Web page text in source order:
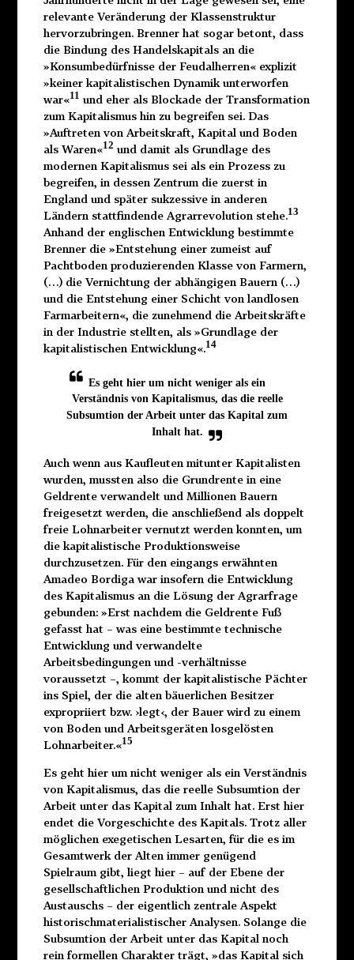
relevante Veränderung der Klassenstruktur
hervorzubringen. Brenner hat sogar betont, dass
die Bindung des Handelskapitals an die
»Konsumbedürfnisse der Feudalherren« explizit
»keiner kapitalistischen Dynamik unterworfen
war«11 und eher als Blockade der Transformation
zum Kapitalismus hin zu begreifen sei. Das
»Auftreten von Arbeitskraft, Kapital und Boden
als Waren«12 und damit als Grundlage des
modernen Kapitalismus sei als ein Prozess zu
begreifen, in dessen Zentrum die zuerst in
England und später sukzessive in anderen
Ländern stattfindende Agrarrevolution stehe.13
Anhand der englischen Entwicklung bestimmte
Brenner die »Entstehung einer zumeist auf
Pachtboden produzierenden Klasse von Farmern,
(…) die Vernichtung der abhängigen Bauern (…)
und die Entstehung einer Schicht von landlosen
Farmarbeitern«, die zunehmend die Arbeitskräfte
in der Industrie stellten, als »Grundlage der
kapitalistischen Entwicklung«.14
Es geht hier um nicht weniger als ein
Verständnis von Kapitalismus, das die reelle
Subsumtion der Arbeit unter das Kapital zum
Inhalt hat.
Auch wenn aus Kaufleuten mitunter Kapitalisten
wurden, mussten also die Grundrente in eine
Geldrente verwandelt und Millionen Bauern
freigesetzt werden, die anschließend als doppelt
freie Lohnarbeiter vernutzt werden konnten, um
die kapitalistische Produktionsweise
durchzusetzen. Für den eingangs erwähnten
Amadeo Bordiga war insofern die Entwicklung
des Kapitalismus an die Lösung der Agrarfrage
gebunden: »Erst nachdem die Geldrente Fuß
gefasst hat – was eine bestimmte technische
Entwicklung und verwandelte
Arbeitsbedingungen und -verhältnisse
voraussetzt –, kommt der kapitalistische Pächter
ins Spiel, der die alten bäuerlichen Besitzer
expropriiert bzw. ›legt‹, der Bauer wird zu einem
von Boden und Arbeitsgeräten losgelösten
Lohnarbeiter.«15
Es geht hier um nicht weniger als ein Verständnis
von Kapitalismus, das die reelle Subsumtion der
Arbeit unter das Kapital zum Inhalt hat. Erst hier
endet die Vorgeschichte des Kapitals. Trotz aller
möglichen exegetischen Lesarten, für die es im
Gesamtwerk der Alten immer genügend
Spielraum gibt, liegt hier – auf der Ebene der
gesellschaftlichen Produktion und nicht des
Austauschs – der eigentlich zentrale Aspekt
historischmaterialistischer Analysen. Solange die
Subsumtion der Arbeit unter das Kapital noch
rein formellen Charakter trägt, »das Kapital sich